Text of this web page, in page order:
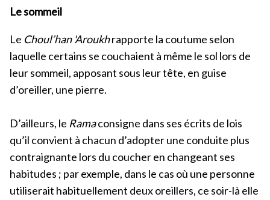
Le sommeil
Le Choul’han 'Aroukhrapporte la coutume selon
laquelle certains se couchaient à même le sol lors de
leur sommeil, apposant sous leur tête, en guise
d’oreiller, une pierre.
D’ailleurs, le Ramaconsigne dans ses écrits de lois
qu’il convient à chacun d’adopter une conduite plus
contraignante lors du coucher en changeant ses
habitudes ; par exemple, dans le cas où une personne
utiliserait habituellement deux oreillers, ce soir-là elle